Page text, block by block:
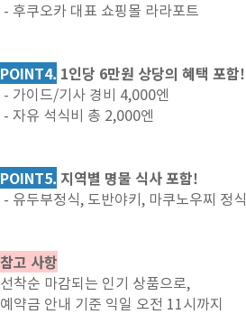
- 후쿠오카 대표 쇼핑몰 라라포트
POINT4. 1인당 6만원 상당의 혜택 포함!
- 가이드/기사 경비 4,000엔
- 자유 석식비 총 2,000엔
POINT5. 지역별 명물 식사 포함!
- 유두부정식, 도반야키, 마쿠노우찌 정식
참고 사항
선착순 마감되는 인기 상품으로,
예약금 안내 기준 익일 오전 11시까지